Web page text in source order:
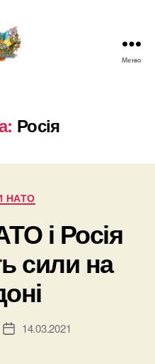
Меню
Росія
НАТО
і Росія
сили на
Дата14.03.2021